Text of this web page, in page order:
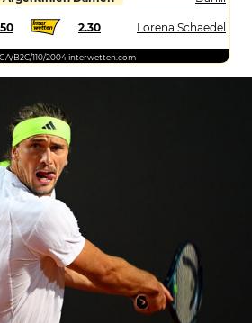
2.30 Lorena Schaedel
B2C/110/2004 interwetten.com